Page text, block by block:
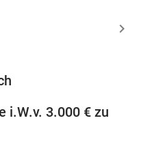
i.W.v. 3.000 € zu